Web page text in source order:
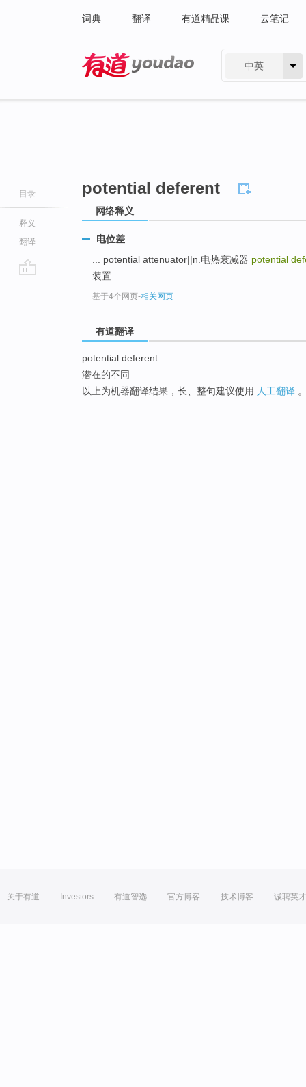
词典 翻译 有道精品课 云笔记
中英
目录
释义
翻译
potential deferent
网络释义
电位差
... potential attenuator||n.电热衰减器 potential
装置 ...
基于4个网页-相关网页
有道翻译
potential deferent
潜在的不同
以上为机器翻译结果，长、整句建议使用 人工翻译
关于有道 Investors 有道智选 官方博客 技术博客 诚聘英才